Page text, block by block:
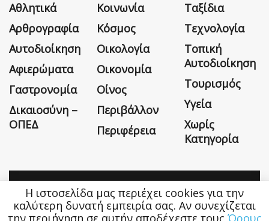
Αθλητικά
Αρθρογραφία
Αυτοδιοίκηση
Αφιερώματα
Γαστρονομία
Δικαιοσύνη –
ΟΠΕΔ
Κοινωνία
Κόσμος
Οικολογία
Οικονομία
Οίνος
Περιβάλλον
Περιφέρεια
Ταξίδια
Τεχνολογία
Τοπική
Αυτοδιοίκηση
Τουρισμός
Υγεία
Χωρίς
Κατηγορία
Η εταιρεία Όροι Χρήσης Επικοινωνία
Η ιστοσελίδα μας περιέχει cookies για την
καλύτερη δυνατή εμπειρία σας. Αν συνεχίζεται
την περιήγηση σε αυτήν αποδέχεστε τους Όρους